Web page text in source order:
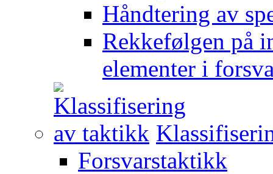
Håndtering av
Rekkefølgen på
elementer i
Forsvarstaktikk